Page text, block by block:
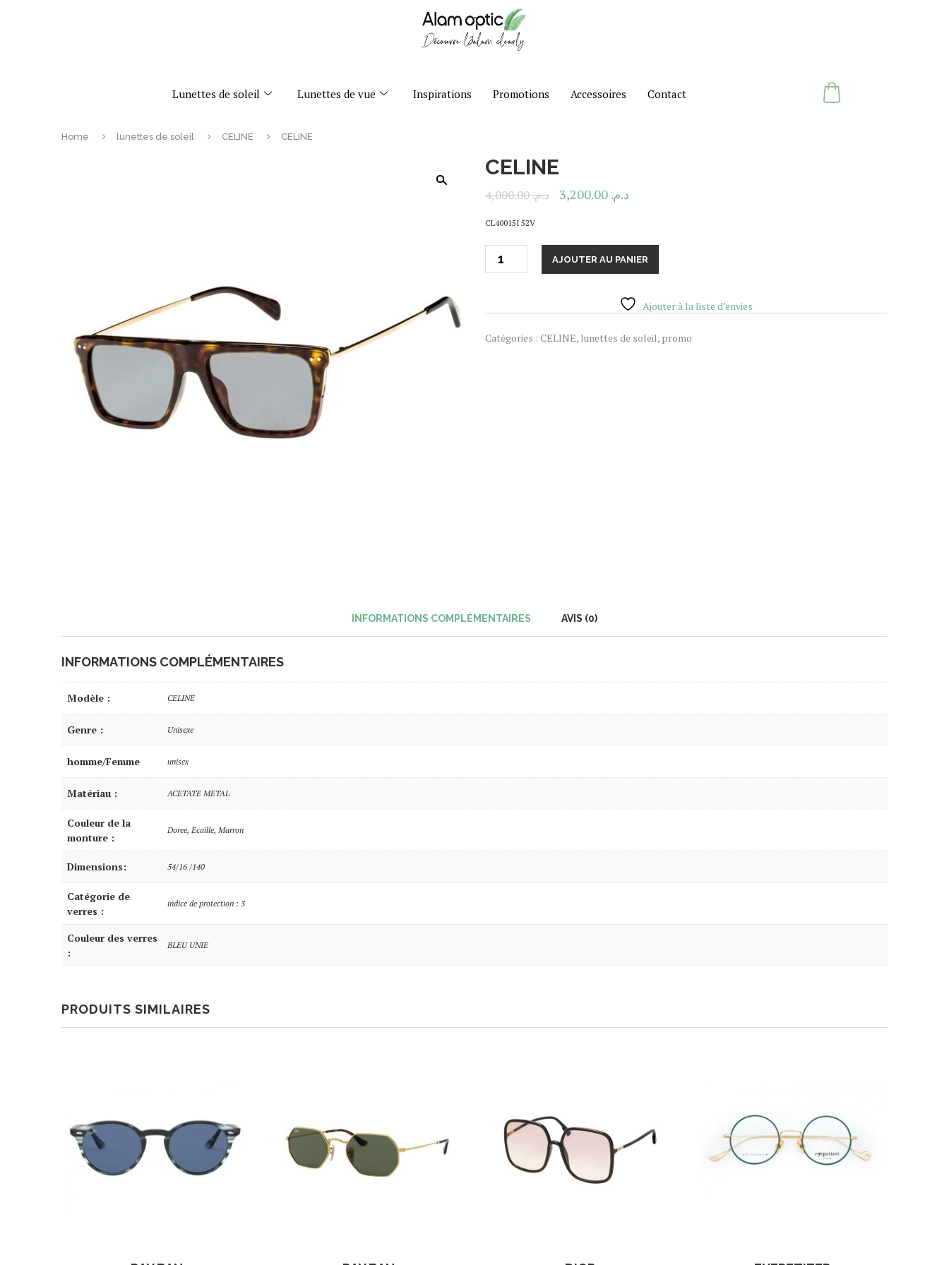
Lunettes de soleil Lunettes de vue Inspirations Promotions Accessoires Contact
Home lunettes de soleil CELINE CELINE
CELINE
د.م.4,000.00 د.م. 3,200.00
CL40015I 52V
AJOUTER AU PANIER
Ajouter à la liste d’envies
Catégories : CELINE, lunettes de soleil, promo
INFORMATIONS COMPLÉMENTAIRES AVIS (0)
INFORMATIONS COMPLÉMENTAIRES
Modèle : CELINE
Genre : Unisexe
homme/Femme unisex
Matériau : ACETATE METAL
Couleur de la
monture :
Doree, Ecaille, Marron
Dimensions: 54/16 /140
Catégorie de
verres :
indice de protection : 3
Couleur des verres
:
BLEU UNIE
PRODUITS SIMILAIRES